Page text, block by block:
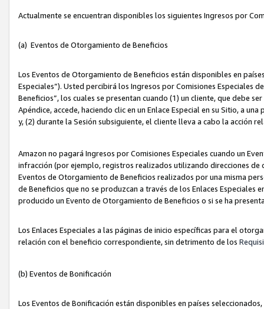
Actualmente se encuentran disponibles los siguientes Ingresos por
(a) Eventos de Otorgamiento de Beneficios
Los Eventos de Otorgamiento de Beneficios están disponibles en
Especiales”). Usted percibirá los Ingresos por Comisiones Especiales
Beneficios”, los cuales se presentan cuando (1) un cliente, que debe
Apéndice, accede, haciendo clic en un Enlace Especial en su Sitio, a
y, (2) durante la Sesión subsiguiente, el cliente lleva a cabo la acción
Amazon no pagará Ingresos por Comisiones Especiales cuando un
infracción (por ejemplo, registros realizados utilizando direcciones
Eventos de Otorgamiento de Beneficios realizados por una misma
de Beneficios que no se produzcan a través de los Enlaces Especiales
producido un Evento de Otorgamiento de Beneficios o si se ha
Los Enlaces Especiales a las páginas de inicio específicas para el
relación con el beneficio correspondiente, sin detrimento de los
(b) Eventos de Bonificación
Los Eventos de Bonificación están disponibles en países